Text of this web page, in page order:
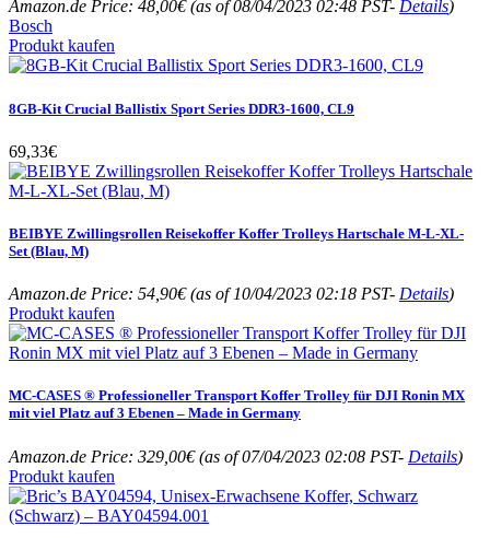
Amazon.de Price: 48,00€(as of 08/04/2023 02:48 PST- Details)
Bosch
Produkt kaufen
8GB-Kit Crucial Ballistix Sport Series DDR3-1600, CL9
69,33€
BEIBYE Zwillingsrollen Reisekoffer Koffer Trolleys Hartschale M-L-XL-
Set (Blau, M)
Amazon.de Price: 54,90€(as of 10/04/2023 02:18 PST- Details)
Produkt kaufen
MC-CASES ® Professioneller Transport Koffer Trolley für DJI Ronin MX
mit viel Platz auf 3 Ebenen – Made in Germany
Amazon.de Price: 329,00€(as of 07/04/2023 02:08 PST- Details)
Produkt kaufen